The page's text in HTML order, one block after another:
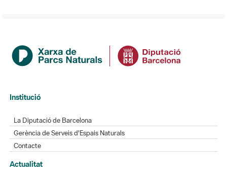
Institució
La Diputació de Barcelona
Gerència de Serveis d'Espais Naturals
Contacte
Actualitat